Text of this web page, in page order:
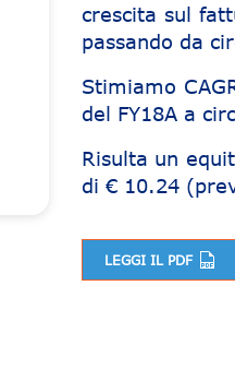
crescita sul
passando da
Stimiamo
del FY18A a
Risulta un
di € 10.24
LEGGI IL PDF